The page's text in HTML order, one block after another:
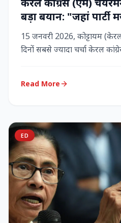
बड़ा बयान: "जहां पार्टी
बनी रहेगी" – LDF के
15 जनवरी 2026, कोट्टायम
दिनों सबसे ज्यादा चर्चा केरल
Read More
ED